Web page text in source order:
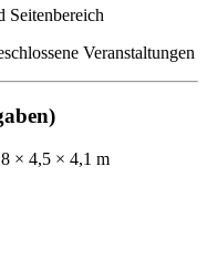
Seitenbereich
Veranstaltungen
× 4,5 × 4,1 m